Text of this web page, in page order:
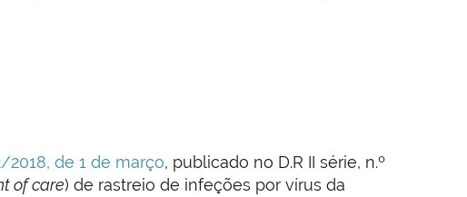
2018, de 1 de março, publicado no D.R II série, n.º
of care) de rastreio de infeções por vírus da